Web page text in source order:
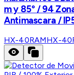
m y 85° / 94
Antimascara /
HX-40RAMHX-